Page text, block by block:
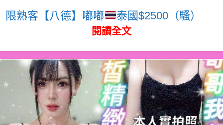
限熟客【八德】嘟嘟 泰國$2500（騷）
閱讀全文